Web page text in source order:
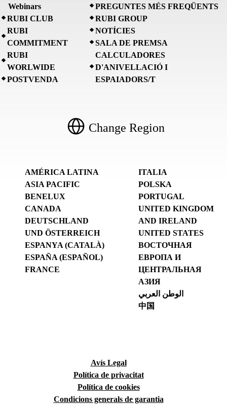
Webinars
RUBI CLUB
RUBI
COMMITMENT
RUBI
WORLWIDE
POSTVENDA
PREGUNTES MÉS FREQÜENTS
RUBI GROUP
NOTÍCIES
SALA DE PREMSA
CALCULADORES
D'ANIVELLACIÓ I
ESPAIADORS/T
Change Region
AMÉRICA LATINA
ASIA PACIFIC
BENELUX
CANADA
DEUTSCHLAND
UND ÖSTERREICH
ESPANYA (CATALÀ)
ESPAÑA (ESPAÑOL)
FRANCE
ITALIA
POLSKA
PORTUGAL
UNITED KINGDOM
AND IRELAND
UNITED STATES
ВОСТОЧНАЯ
ЕВРОПА И
ЦЕНТРАЛЬНАЯ
АЗИЯ
الوطن العربي
中国
Avís Legal
Política de privacitat
Política de cookies
Condicions generals de garantia